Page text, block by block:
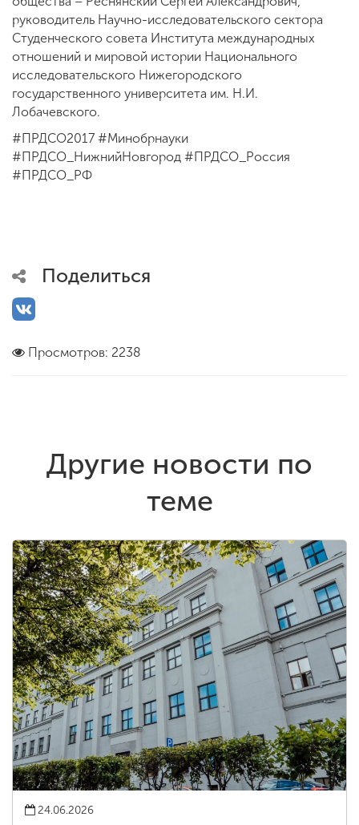
руководитель Научно-исследовательского сектора
Студенческого совета Института международных
отношений и мировой истории Национального
исследовательского Нижегородского
государственного университета им. Н.И.
Лобачевского.
#ПРДСО2017 #Минобрнауки
#ПРДСО_НижнийНовгород #ПРДСО_Россия
#ПРДСО_РФ
Поделиться
Просмотров: 2238
Другие новости по
теме
24.06.2026